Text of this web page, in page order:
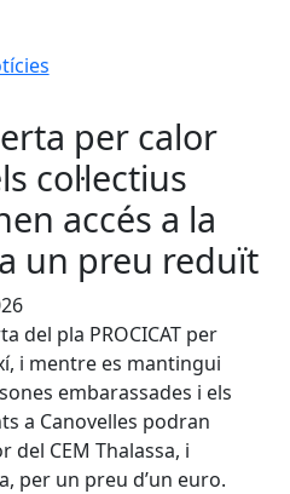
per calor
col·lectius
accés a la
un preu reduït
del pla PROCICAT per
i mentre es mantingui
embarassades i els
a Canovelles podran
del CEM Thalassa, i
per un preu d’un euro.